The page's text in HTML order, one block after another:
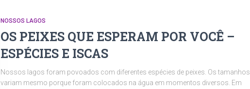
NOSSOS LAGOS
OS PEIXES QUE ESPERAM POR VOCÊ –
ESPÉCIES E ISCAS
Nossos lagos foram povoados com diferentes espécies de peixes. Os tamanhos
variam mesmo porque foram colocados na água em momentos diversos. Em